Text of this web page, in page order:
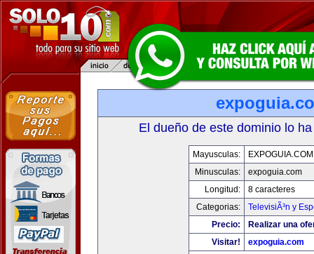
El dueño de este dominio lo
Mayusculas:
EXPOGUIA.COM
Minusculas:
expoguia.com
Longitud:
8 caracteres
Categorias:
TelevisiÃ³n y
Precio:
Realizar una
Visitar!
expoguia.com